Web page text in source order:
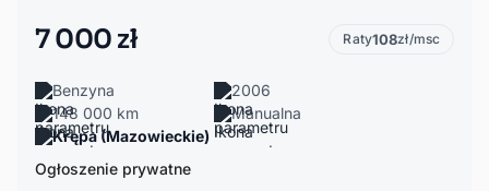
7 000 zł Raty108zł/msc
Benzyna
2006
148 000 km
Manualna
Krępa (Mazowieckie)
Ogłoszenie prywatne